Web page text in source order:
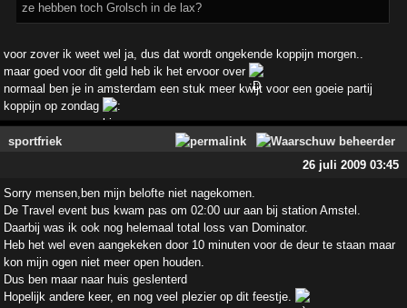
ze hebben toch Grolsch in de lax?
voor zover ik weet wel ja, dus dat wordt ongekende koppijn morgen..
maar goed voor dit geld heb ik het ervoor over
normaal ben je in amsterdam een stuk meer kwijt voor een goeie partij
koppijn op zondag
sportfriek
26 juli 2009 03:45
Sorry mensen,ben mijn belofte niet nagekomen.
De Travel event bus kwam pas om 02:00 uur aan bij station Amstel.
Daarbij was ik ook nog helemaal total loss van Dominator.
Heb het wel even aangekeken door 10 minuten voor de deur te staan maar
kon mijn ogen niet meer open houden.
Dus ben maar naar huis geslenterd
Hopelijk andere keer, en nog veel plezier op dit feestje.